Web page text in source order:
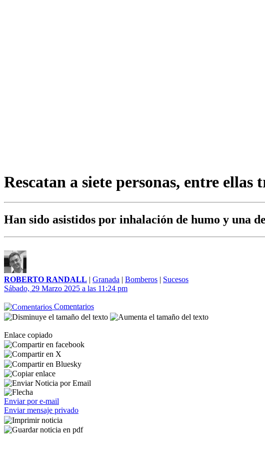
Rescatan a siete personas, entre
Han sido asistidos por inhalación de humo y una
ROBERTO RANDALL | Granada | Bomberos | Sucesos
Sábado, 29 Marzo 2025 a las 11:24 pm
Comentarios
Enlace copiado
Enviar por e-mail
Enviar mensaje privado